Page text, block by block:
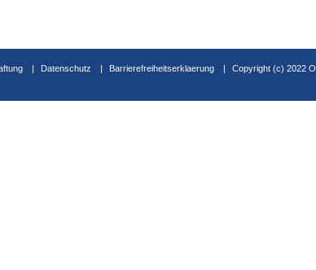
Datenschutz Barrierefreiheitserklaerung Copyright (c) 2022